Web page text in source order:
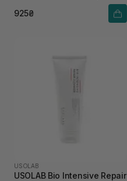
925₴
USOLAB
USOLAB Bio Intensive Repair